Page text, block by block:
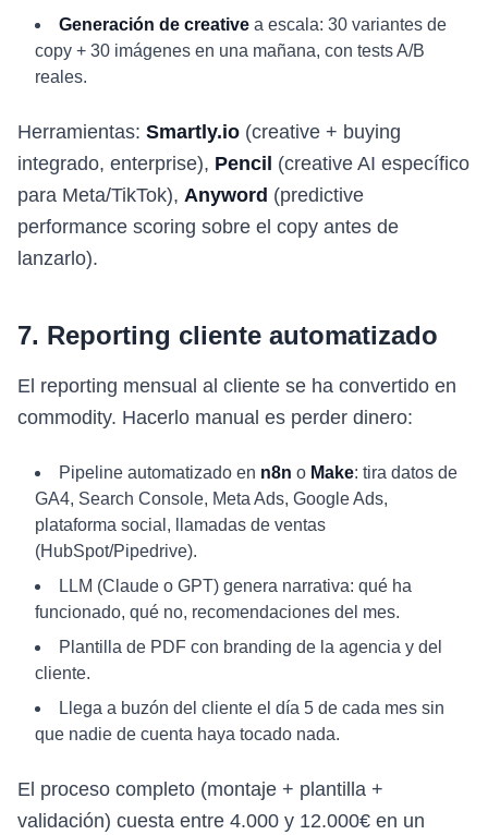
Generación de creative a escala: 30 variantes de
copy + 30 imágenes en una mañana, con tests A/B
reales.
Herramientas: Smartly.io (creative + buying
integrado, enterprise), Pencil (creative AI específico
para Meta/TikTok), Anyword (predictive
performance scoring sobre el copy antes de
lanzarlo).
7. Reporting cliente automatizado
El reporting mensual al cliente se ha convertido en
commodity. Hacerlo manual es perder dinero:
Pipeline automatizado en n8n o Make: tira datos de
GA4, Search Console, Meta Ads, Google Ads,
plataforma social, llamadas de ventas
(HubSpot/Pipedrive).
LLM (Claude o GPT) genera narrativa: qué ha
funcionado, qué no, recomendaciones del mes.
Plantilla de PDF con branding de la agencia y del
cliente.
Llega a buzón del cliente el día 5 de cada mes sin
que nadie de cuenta haya tocado nada.
El proceso completo (montaje + plantilla +
validación) cuesta entre 4.000 y 12.000€ en un